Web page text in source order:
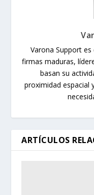
Varona Support
firmas maduras,
basan su
proximidad espacial
ARTÍCULOS